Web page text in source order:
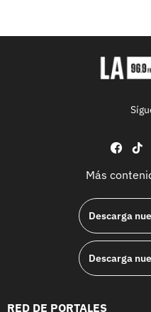
Más
Descarga
Descarga
RED DE PORTALES